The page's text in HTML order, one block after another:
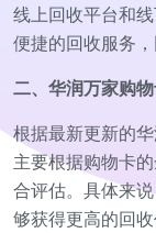
线上回收平台和
便捷的回收服务
二、华润万家购
根据最新更新的
主要根据购物卡
合评估。具体来
够获得更高的回